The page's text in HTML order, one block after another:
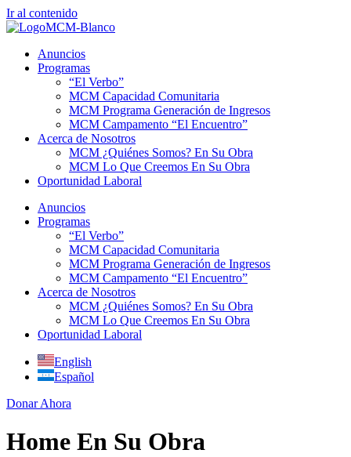
Ir al contenido
Anuncios
Programas
“El Verbo”
MCM Capacidad Comunitaria
MCM Programa Generación de Ingresos
MCM Campamento “El Encuentro”
Acerca de Nosotros
MCM ¿Quiénes Somos? En Su Obra
MCM Lo Que Creemos En Su Obra
Oportunidad Laboral
Anuncios
Programas
“El Verbo”
MCM Capacidad Comunitaria
MCM Programa Generación de Ingresos
MCM Campamento “El Encuentro”
Acerca de Nosotros
MCM ¿Quiénes Somos? En Su Obra
MCM Lo Que Creemos En Su Obra
Oportunidad Laboral
English
Español
Donar Ahora
Home En Su Obra